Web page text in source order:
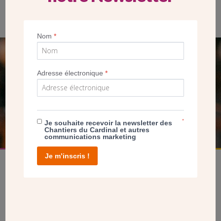
Mgr Luc Crepy recouvre de ciment le cylindre contenant le
SEUL VOTRE DON
NOUS PERMET D’AGIR
FAIRE UN DON
Nom*
Adresse électronique*
Je souhaite recevoir la newsletter des
Chantiers du Cardinal et autres
communications marketing
*
Je m’inscris !